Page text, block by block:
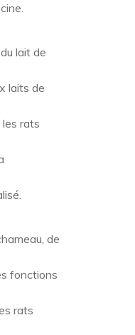
lait de
laits de
rats
de
fonctions
rats